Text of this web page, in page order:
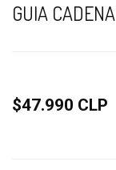
GUIA
$47.990 CLP